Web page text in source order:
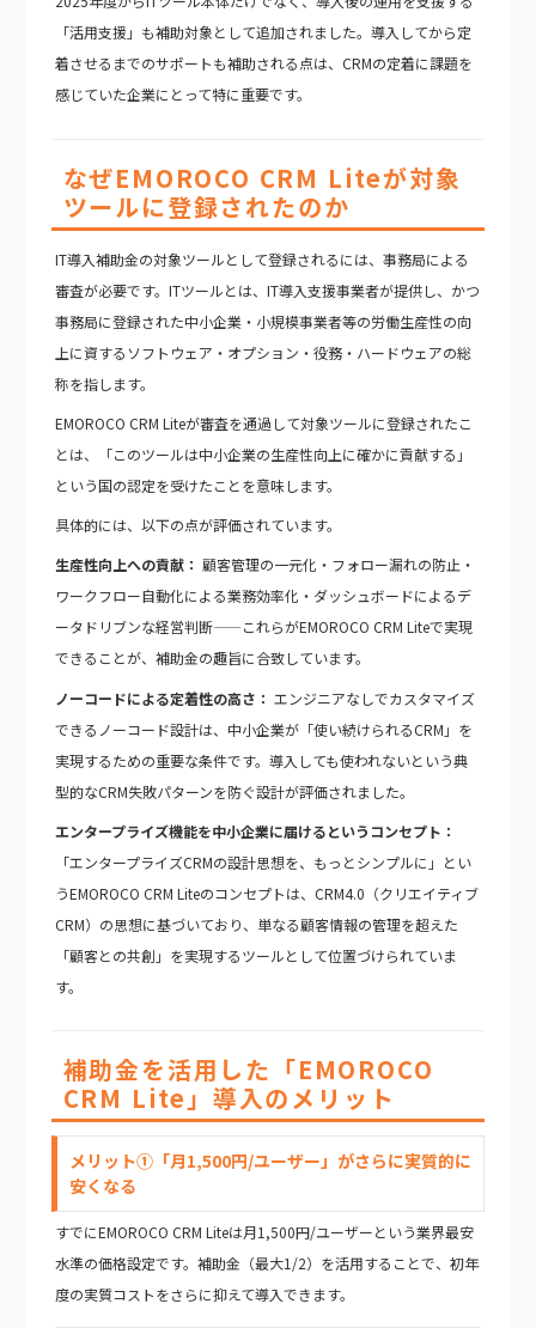
「活用支援」も補助対象として追加されました。導入してから定
着させるまでのサポートも補助される点は、CRMの定着に課題を
感じていた企業にとって特に重要です。
なぜEMOROCO CRM Liteが対象
ツールに登録されたのか
IT導入補助金の対象ツールとして登録されるには、事務局による
審査が必要です。ITツールとは、IT導入支援事業者が提供し、かつ
事務局に登録された中小企業・小規模事業者等の労働生産性の向
上に資するソフトウェア・オプション・役務・ハードウェアの総
称を指します。
EMOROCO CRM Liteが審査を通過して対象ツールに登録されたこ
とは、「このツールは中小企業の生産性向上に確かに貢献する」
という国の認定を受けたことを意味します。
具体的には、以下の点が評価されています。
生産性向上への貢献： 顧客管理の一元化・フォロー漏れの防止・
ワークフロー自動化による業務効率化・ダッシュボードによるデ
ータドリブンな経営判断——これらがEMOROCO CRM Liteで実現
できることが、補助金の趣旨に合致しています。
ノーコードによる定着性の高さ： エンジニアなしでカスタマイズ
できるノーコード設計は、中小企業が「使い続けられるCRM」を
実現するための重要な条件です。導入しても使われないという典
型的なCRM失敗パターンを防ぐ設計が評価されました。
エンタープライズ機能を中小企業に届けるというコンセプト：
「エンタープライズCRMの設計思想を、もっとシンプルに」とい
うEMOROCO CRM Liteのコンセプトは、CRM4.0（クリエイティブ
CRM）の思想に基づいており、単なる顧客情報の管理を超えた
「顧客との共創」を実現するツールとして位置づけられていま
す。
補助金を活用した「EMOROCO
CRM Lite」導入のメリット
メリット①「月1,500円/ユーザー」がさらに実質的に
安くなる
すでにEMOROCO CRM Liteは月1,500円/ユーザーという業界最安
水準の価格設定です。補助金（最大1/2）を活用することで、初年
度の実質コストをさらに抑えて導入できます。